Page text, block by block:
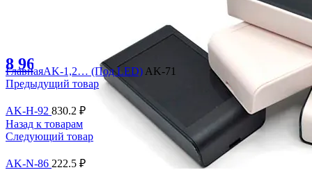
8 (499) 322-35-25
8 963 638-35-23
Увеличить
ГлавнаяAK-1,2… (Под LED) AK-71
Предыдущий товар
AK-H-92 830.2 ₽
Назад к товарам
Следующий товар
AK-N-86 222.5 ₽